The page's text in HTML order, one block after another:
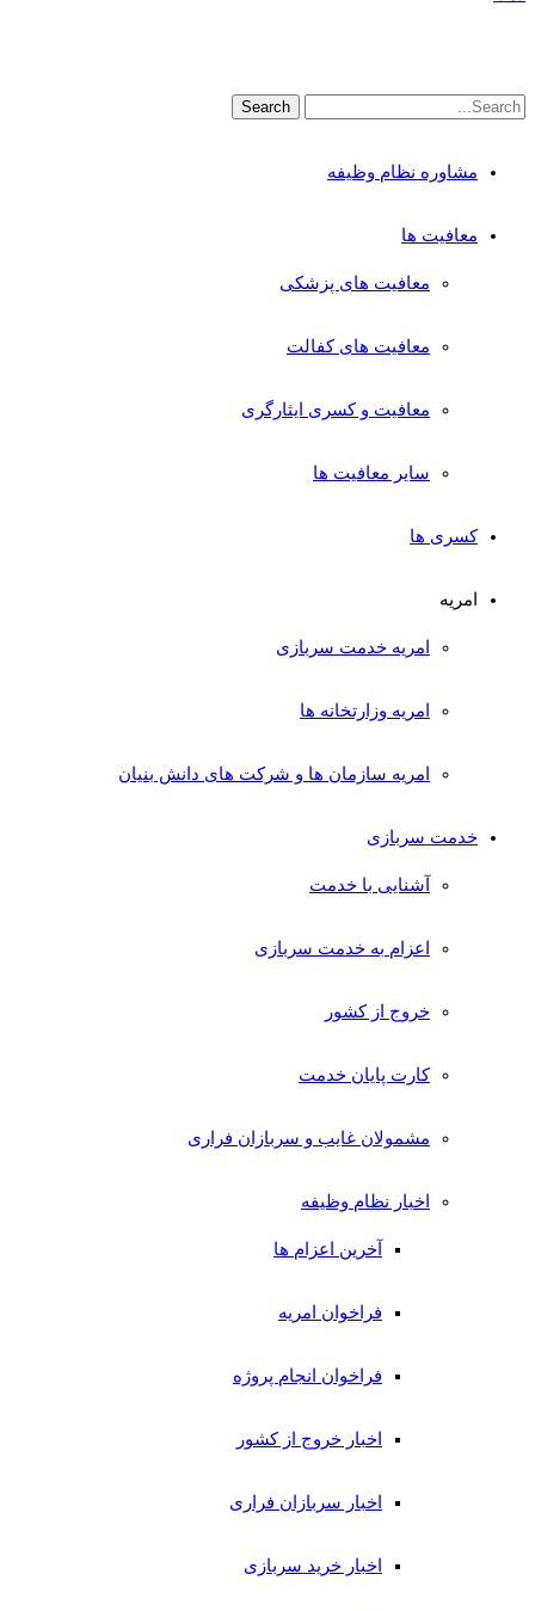
مشاوره نظام وظیفه
معافیت ها
معافیت های پزشکی
معافیت های کفالت
معافیت و کسری ایثارگری
سایر معافیت ها
کسری ها
امریه
امریه خدمت سربازی
امریه وزارتخانه ها
امریه سازمان ها و شرکت های دانش بنیان
خدمت سربازی
آشنایی با خدمت
اعزام به خدمت سربازی
خروج از کشور
کارت پایان خدمت
مشمولان غایب و سربازان فراری
اخبار نظام وظیفه
آخرین اعزام ها
فراخوان امریه
فراخوان انجام پروژه
اخبار خروج از کشور
اخبار سربازان فراری
اخبار خرید سربازی